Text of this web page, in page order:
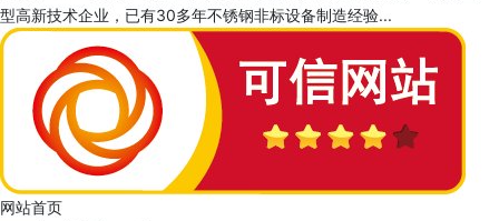
型高新技术企业，已有30多年不锈钢非标设备制造经验...
网站首页